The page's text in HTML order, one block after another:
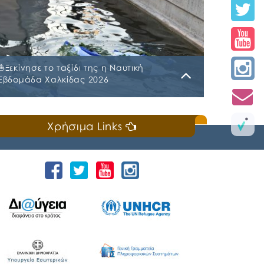
το ταξίδι της η Ναυτική
Χαλκίδας 2026
3η συνεχή χρονιά «άνοιξε πανιά» η
Εβδομάδα Χαλκίδας χθες, Σάββατο
Ιουλίου 2026, που διοργανώνουν ο Δήμος
και η Ιερά Μητρόπολη Χαλκίδος,
και Βορείων Σποράδων, με την
και του Ο.Π.Α.ΣΤ.Ε, του Οργανισμού
Ν. Εύβοιας και του Επιμελητηρίου
⚓️Η επίσημη έναρξη
Χρήσιμα Links